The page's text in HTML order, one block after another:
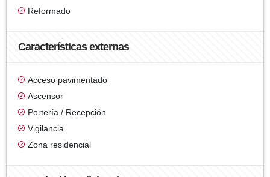
Reformado
Características externas
Acceso pavimentado
Ascensor
Portería / Recepción
Vigilancia
Zona residencial